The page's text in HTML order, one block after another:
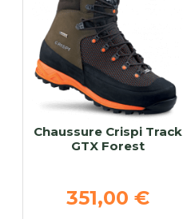
Chaussure Crispi Track
GTX Forest
351,00 €